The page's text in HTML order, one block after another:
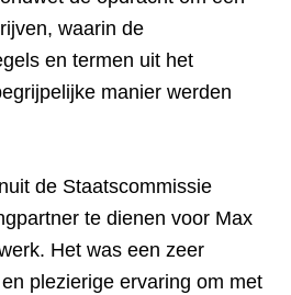
waarin de
en termen uit het
manier werden
de Staatscommissie
te dienen voor Max
Het was een zeer
plezierige ervaring om met